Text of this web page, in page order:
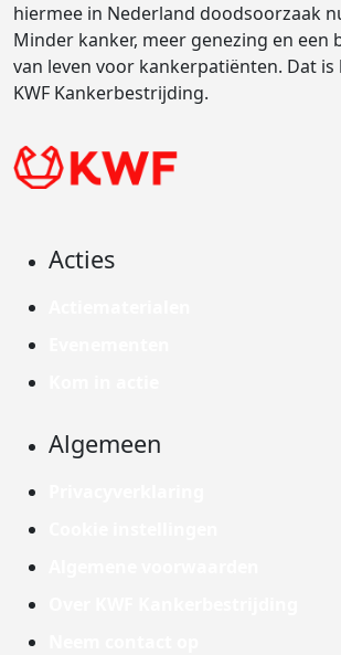
hiermee in Nederland doodsoorzaak
Minder kanker, meer genezing en een
van leven voor kankerpatiënten. Dat is
KWF Kankerbestrijding.
Acties
Algemeen